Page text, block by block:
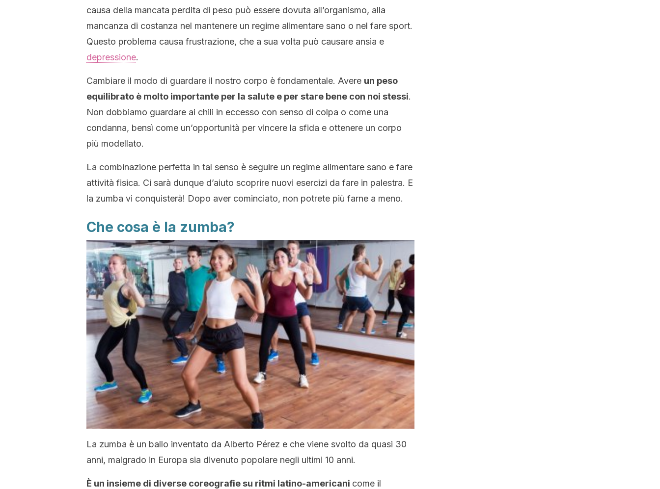
causa della mancata perdita di peso può essere dovuta all’organismo, alla
mancanza di costanza nel mantenere un regime alimentare sano o nel fare sport.
Questo problema causa frustrazione, che a sua volta può causare ansia e
depressione.
Cambiare il modo di guardare il nostro corpo è fondamentale. Avere un peso
equilibrato è molto importante per la salute e per stare bene con noi stessi.
Non dobbiamo guardare ai chili in eccesso con senso di colpa o come una
condanna, bensì come un’opportunità per vincere la sfida e ottenere un corpo
più modellato.
La combinazione perfetta in tal senso è seguire un regime alimentare sano e fare
attività fisica. Ci sarà dunque d’aiuto scoprire nuovi esercizi da fare in palestra. E
la zumba vi conquisterà! Dopo aver cominciato, non potrete più farne a meno.
Che cosa è la zumba?
La zumba è un ballo inventato da Alberto Pérez e che viene svolto da quasi 30
anni, malgrado in Europa sia divenuto popolare negli ultimi 10 anni.
È un insieme di diverse coreografie su ritmi latino-americani come il